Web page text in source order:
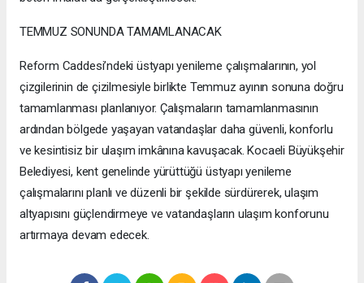
TEMMUZ SONUNDA TAMAMLANACAK
Reform Caddesi’ndeki üstyapı yenileme çalışmalarının, yol
çizgilerinin de çizilmesiyle birlikte Temmuz ayının sonuna doğru
tamamlanması planlanıyor. Çalışmaların tamamlanmasının
ardından bölgede yaşayan vatandaşlar daha güvenli, konforlu
ve kesintisiz bir ulaşım imkânına kavuşacak. Kocaeli Büyükşehir
Belediyesi, kent genelinde yürüttüğü üstyapı yenileme
çalışmalarını planlı ve düzenli bir şekilde sürdürerek, ulaşım
altyapısını güçlendirmeye ve vatandaşların ulaşım konforunu
artırmaya devam edecek.